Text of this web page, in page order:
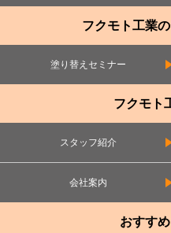
フクモト工業
塗り替えセミナー
フクモト
スタッフ紹介
会社案内
おすす